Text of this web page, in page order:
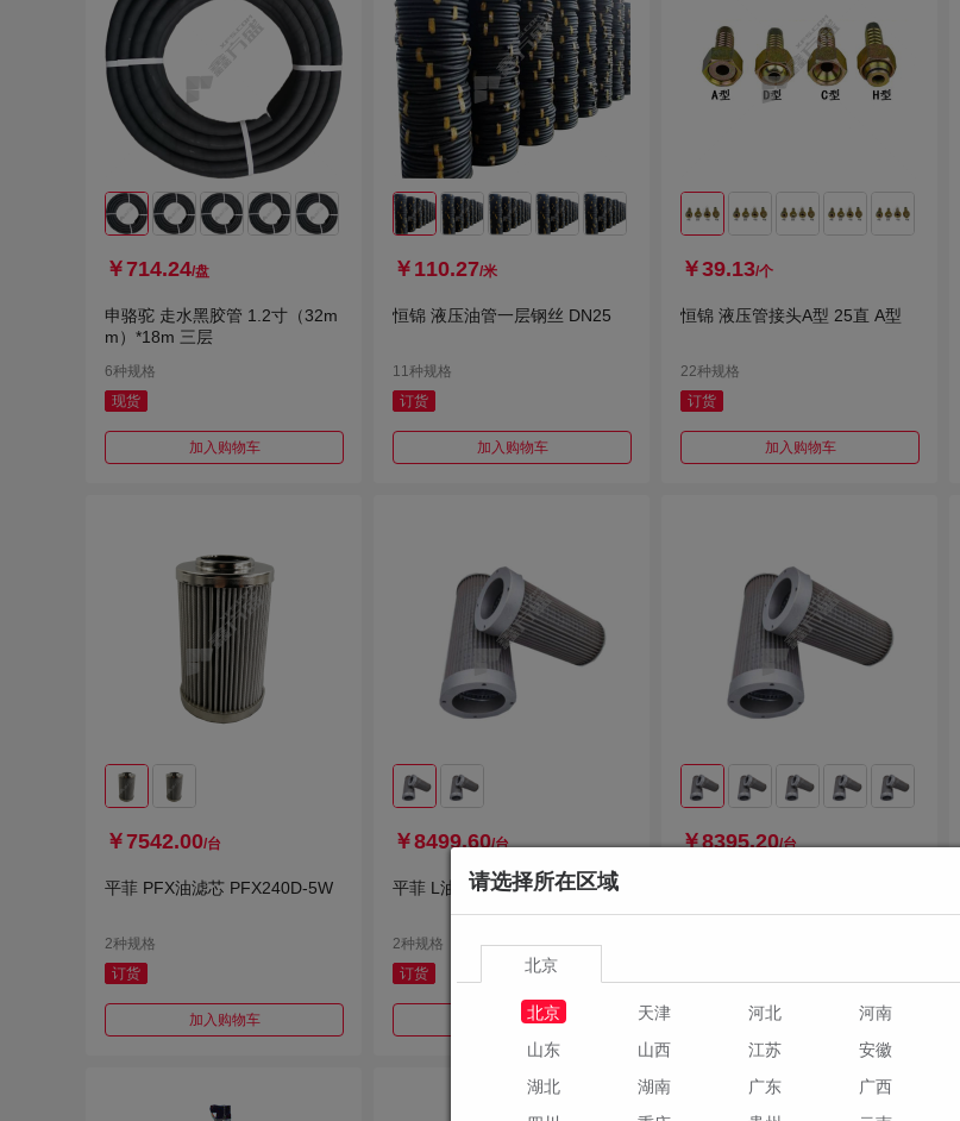
￥714.24/盘
申骆驼 走水黑胶管 1.2寸（32m
m）*18m 三层
6种规格
现货
加入购物车
￥110.27/米
恒锦 液压油管一层钢丝 DN25
11种规格
订货
加入购物车
￥39.13/个
恒锦 液压管接头A型 25直 A型
22种规格
订货
加入购物车
￥7542.00/台
平菲 PFX油滤芯 PFX240D-5W
2种规格
订货
加入购物车
￥8499.60/台
平菲 L油滤芯 LX-200-5W
2种规格
订货
加入购物车
￥8395.20/台
加入购物车
请选择所在区域
北京
北京
天津 河北 河南
山东
山西 江苏 安徽
湖北
湖南 广东 广西